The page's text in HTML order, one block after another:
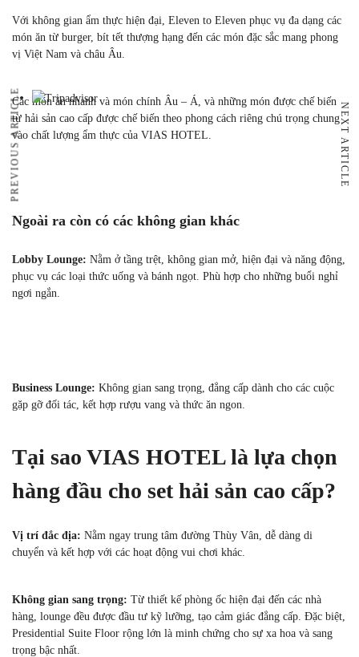
Với không gian ẩm thực hiện đại, Eleven to Eleven phục vụ đa dạng các
món ăn từ burger, bít tết thượng hạng đến các món đặc sắc mang phong
vị Việt Nam và châu Âu.
Các món ăn nhanh và món chính Âu – Á, và những món được chế biến
từ hải sản cao cấp được chế biến theo phong cách riêng chú trọng chung
vào chất lượng ẩm thực của VIAS HOTEL.
Ngoài ra còn có các không gian khác
Lobby Lounge: Nằm ở tầng trệt, không gian mở, hiện đại và năng động,
phục vụ các loại thức uống và bánh ngọt. Phù hợp cho những buổi nghỉ
ngơi ngắn.
Business Lounge: Không gian sang trọng, đẳng cấp dành cho các cuộc
gặp gỡ đối tác, kết hợp rượu vang và thức ăn ngon.
Tại sao VIAS HOTEL là lựa chọn
hàng đầu cho set hải sản cao cấp?
Vị trí đắc địa: Nằm ngay trung tâm đường Thùy Vân, dễ dàng di
chuyển và kết hợp với các hoạt động vui chơi khác.
Không gian sang trọng: Từ thiết kế phòng ốc hiện đại đến các nhà
hàng, lounge đều được đầu tư kỹ lưỡng, tạo cảm giác đẳng cấp. Đặc biệt,
Presidential Suite Floor rộng lớn là minh chứng cho sự xa hoa và sang
trọng bậc nhất.
PREVIOUS ARTICLE NEXT ARTICLE